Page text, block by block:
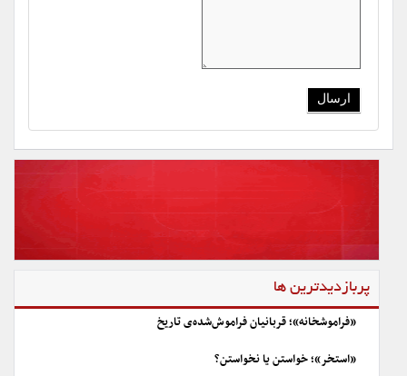
پربازدیدترین ها
«فراموشخانه»؛ قربانیان فراموش‌شده‌ی تاریخ
«استخر»؛ خواستن یا نخواستن؟